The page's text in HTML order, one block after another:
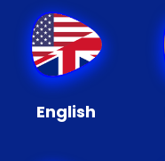
English